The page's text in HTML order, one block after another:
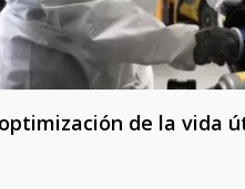
de la vida